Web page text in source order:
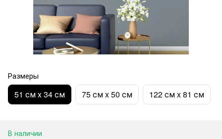
Размеры
51 см x 34 см 75 см x 50 см 122 см x 81 см
В наличии